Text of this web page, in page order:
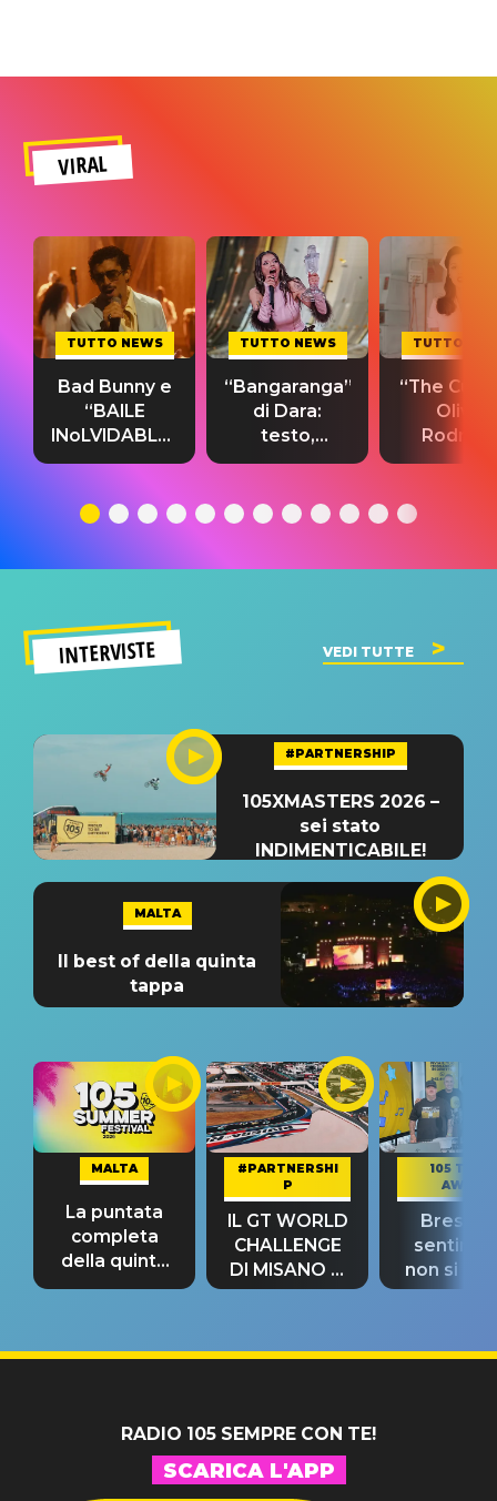
VIRAL
TUTTO NEWS
Bad Bunny e
“BAILE
INoLVIDABLE”:
testo,
significato
TUTTO NEWS
“Bangaranga”
di Dara:
testo,
traduzione e
del singolo
TUTTO
“The
Olivia
testo,
INTERVISTE VEDI TUTTE
#PARTNERSHIP
105XMASTERS 2026 –
sei stato
INDIMENTICABILE!
MALTA
Il best of della quinta
tappa
MALTA
La puntata
completa
della quinta
tappa
#PARTNERSHI
P
IL GT WORLD
CHALLENGE
DI MISANO si
riconferma
105 TAKE
AWAY
Bresh:
non si
fino alla
RADIO 105 SEMPRE CON TE!
SCARICA L'APP